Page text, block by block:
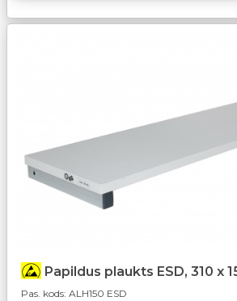
Papildus plaukts ESD, 310 x
Pas. kods: ALH150 ESD